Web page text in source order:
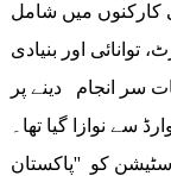
منیب ان 18 پاکستانی کارکنوں میں شامل
پورٹ، توانائی اور بنیادی
سر انجام دینے پر
سے نوازا گیا تھا۔
کو ''پاکستان